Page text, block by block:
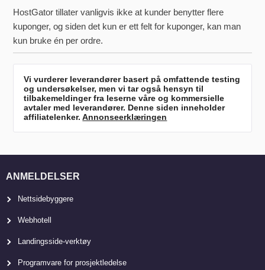
HostGator tillater vanligvis ikke at kunder benytter flere
kuponger, og siden det kun er ett felt for kuponger, kan man
kun bruke én per ordre.
Vi vurderer leverandører basert på omfattende testing
og undersøkelser, men vi tar også hensyn til
tilbakemeldinger fra leserne våre og kommersielle
avtaler med leverandører. Denne siden inneholder
affiliatelenker.Annonseerklæringen
ANMELDELSER
Nettsidebyggere
Webhotell
Landingsside-verktøy
Programvare for prosjektledelse